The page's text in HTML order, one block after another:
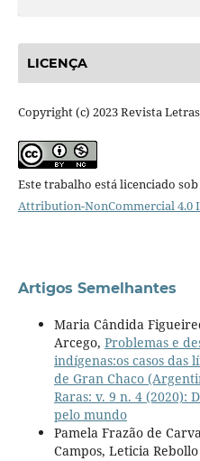
LICENÇA
Copyright (c) 2023 Revista
Este trabalho está licenciado
Attribution-NonCommercial 4.0
Artigos Semelhantes
Maria Cândida
Arcego, Problemas e
indígenas:os casos das
de Gran Chaco
Raras: v. 9 n. 4 (2020):
pelo mundo
Pamela Frazão de
Campos, Leticia